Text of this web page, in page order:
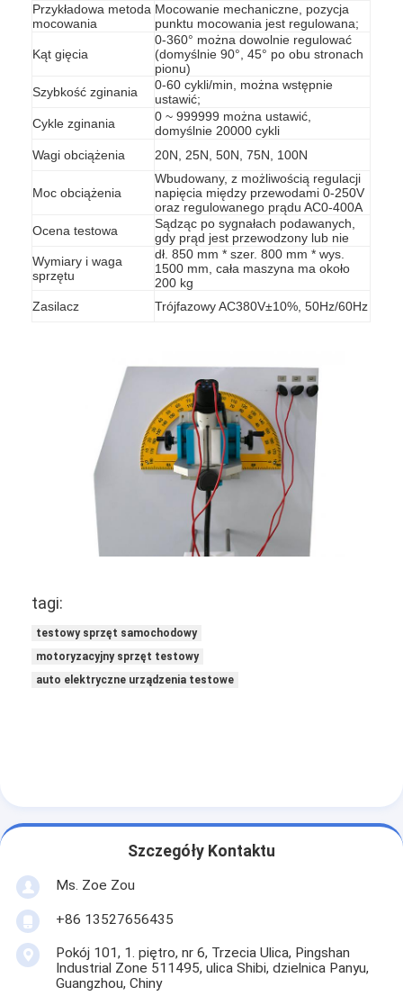
Do domu
Produkty
Wycieczka po fabryce
Kontrola jakości
Skontaktuj się z nami
Nowości
Sprzęt testowy do laboratorium elektrycznego
Sprzęt do badania wnikania wody
Komora do badania środowiska
Przykładowa metoda
mocowania
Mocowanie mechaniczne, pozycja
punktu mocowania jest regulowana;
Kąt gięcia
0-360° można dowolnie regulować
(domyślnie 90°, 45° po obu stronach
pionu)
Szybkość zginania
0-60 cykli/min, można wstępnie
ustawić;
Cykle zginania
0 ~ 999999 można ustawić,
domyślnie 20000 cykli
Wagi obciążenia
20N, 25N, 50N, 75N, 100N
Moc obciążenia
Wbudowany, z możliwością regulacji
napięcia między przewodami 0-250V
oraz regulowanego prądu AC0-400A
Ocena testowa
Sądząc po sygnałach podawanych,
gdy prąd jest przewodzony lub nie
Wymiary i waga
sprzętu
dł. 850 mm * szer. 800 mm * wys.
1500 mm, cała maszyna ma około
200 kg
Zasilacz
Trójfazowy AC380V±10%, 50Hz/60Hz
tagi:
testowy sprzęt samochodowy
motoryzacyjny sprzęt testowy
auto elektryczne urządzenia testowe
Szczegóły Kontaktu
Ms. Zoe Zou
+86 13527656435
Pokój 101, 1. piętro, nr 6, Trzecia Ulica, Pingshan
Industrial Zone 511495, ulica Shibi, dzielnica Panyu,
Guangzhou, Chiny